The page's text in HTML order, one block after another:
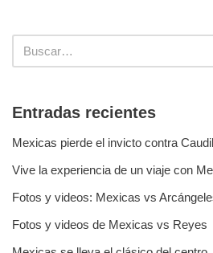
Entradas recientes
Mexicas pierde el invicto contra
Vive la experiencia de un viaje con
Fotos y videos: Mexicas vs
Fotos y videos de Mexicas vs Reyes